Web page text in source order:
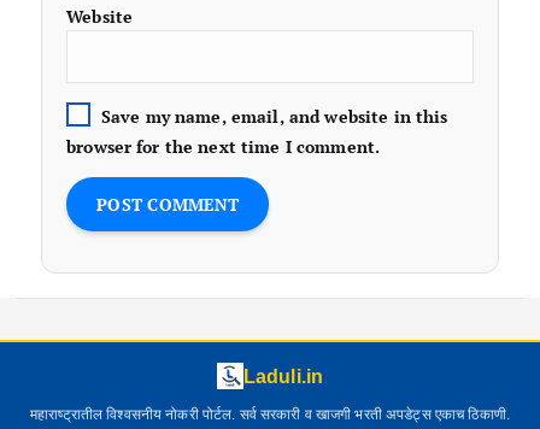
Website
Save my name, email, and website in this
browser for the next time I comment.
Laduli.in
महाराष्ट्रातील विश्वसनीय नोकरी पोर्टल. सर्व सरकारी व खाजगी भरती अपडेट्स एकाच ठिकाणी.